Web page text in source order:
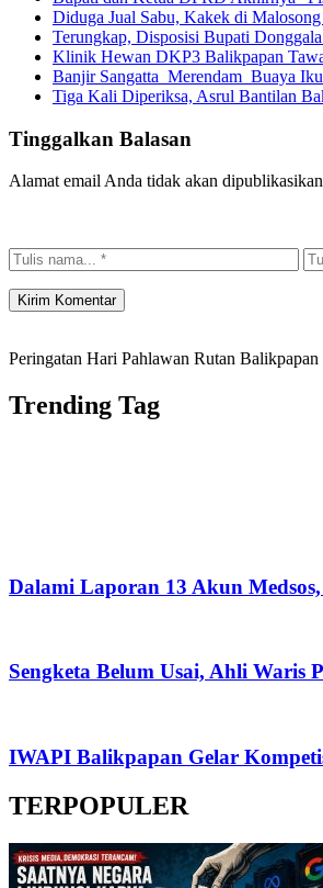
Diduga Jual Sabu, Kakek di
Terungkap, Disposisi Bupati
Klinik Hewan DKP3 Balikpapan
Banjir Sangatta Merendam Buaya
Tiga Kali Diperiksa, Asrul Bantilan
Tinggalkan Balasan
Alamat email Anda tidak akan
Peringatan Hari Pahlawan Rutan Balikpapan
Trending Tag
Dalami Laporan 13 Akun
Sengketa Belum Usai, Ahli Waris
IWAPI Balikpapan Gelar
TERPOPULER